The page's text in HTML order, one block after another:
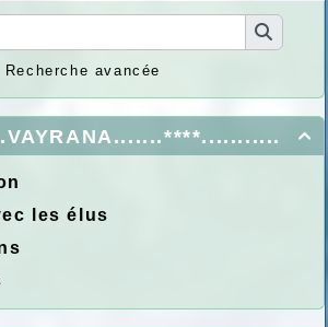
Recherche avancée

les élus